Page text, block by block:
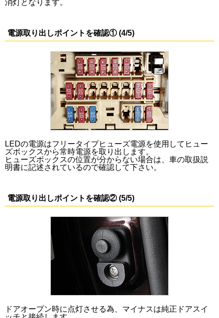
消灯となります。
電源取り出しポイントを確認① (4/5)
LEDの電源はフリータイプヒューズ電源を使用してヒュー
ズボックスから常時電源を取り出します。
ヒューズボックスの位置が分からない場合は、車の取扱説
明書に記述されているので確認して下さい。
電源取り出しポイントを確認② (5/5)
ドアオープン時に点灯させる為、マイナスは純正ドアスイ